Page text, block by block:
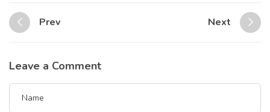
Prev Next
Leave a Comment